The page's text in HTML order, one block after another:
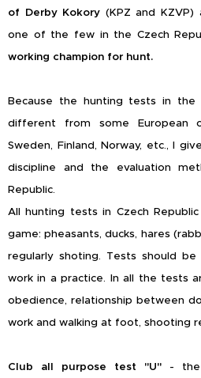
of Derby Kokory (KPZ and
one of the few in the Czech
working champion for hunt.
Because the hunting tests in the
different from some European
Sweden, Finland, Norway, etc., I
discipline and the evaluation
Republic.
All hunting tests in Czech
game: pheasants, ducks, hares
regularly shoting. Tests should be
work in a practice. In all the tests
obedience, relationship between
work and walking at foot, shooting
Club all purpose test "U" -